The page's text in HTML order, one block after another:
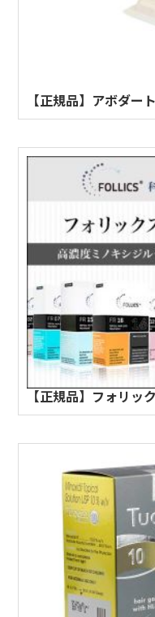
【正規品】アボダー
【正規品】フォリッ